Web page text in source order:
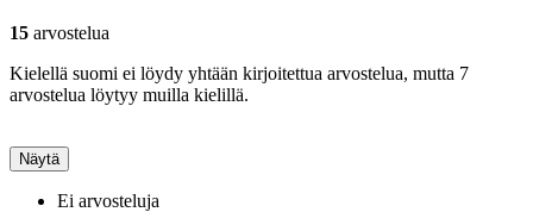
15 arvostelua
Kielellä suomi ei löydy yhtään kirjoitettua arvostelua, mutta 7
arvostelua löytyy muilla kielillä.
Näytä
Ei arvosteluja